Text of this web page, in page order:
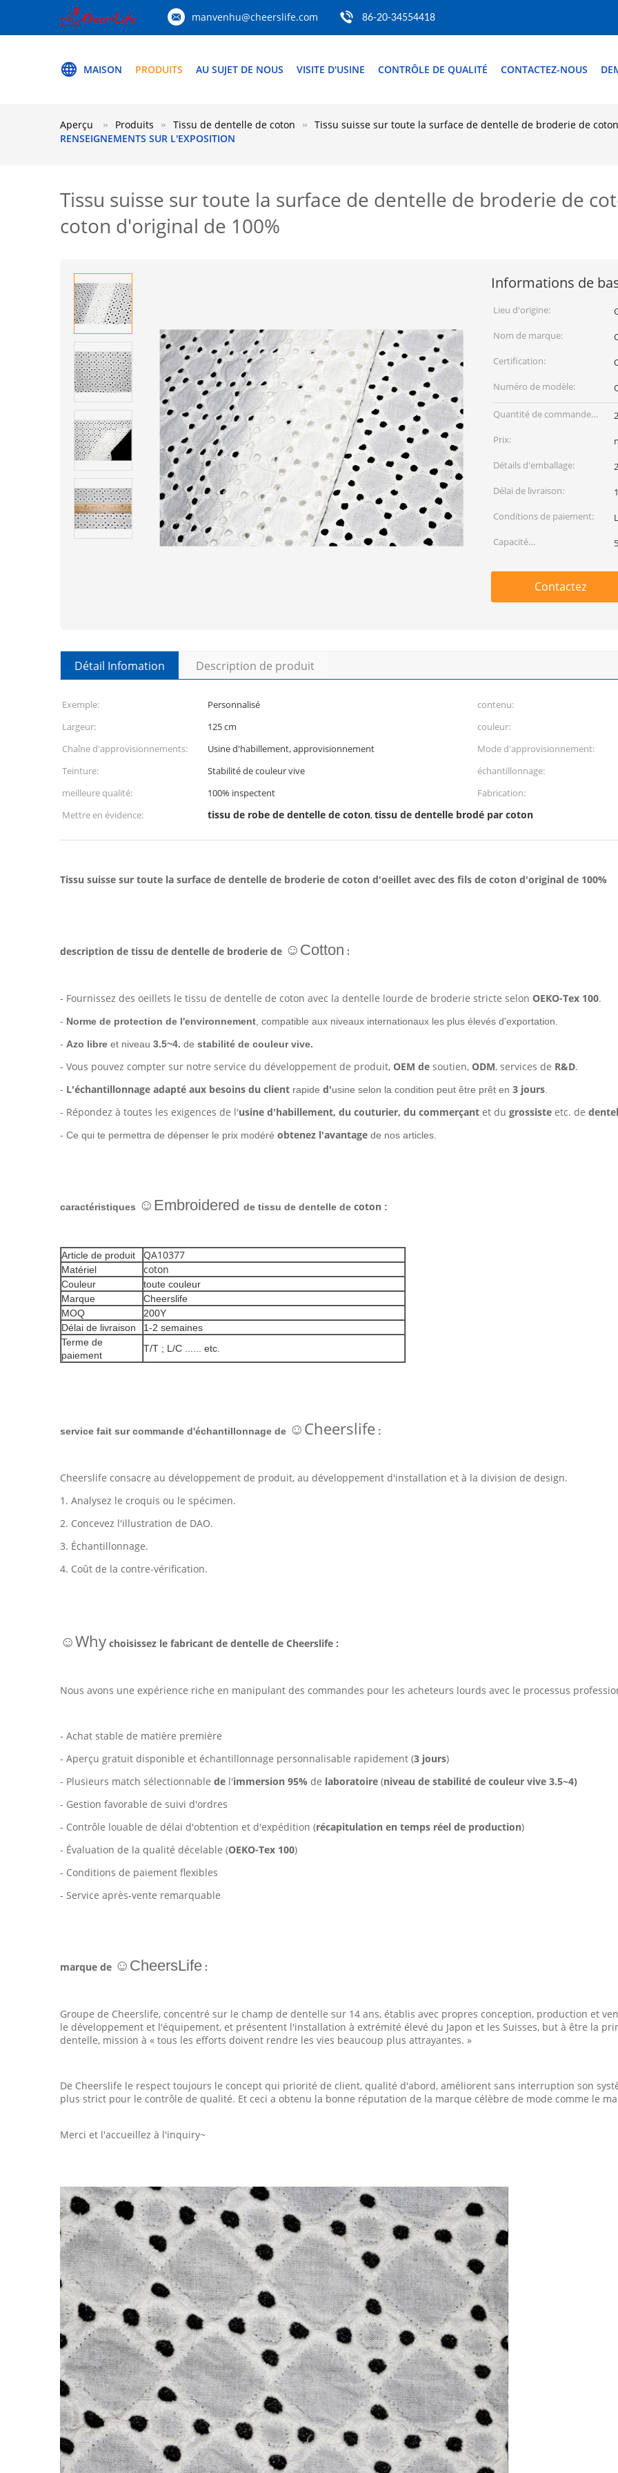
manvenhu@cheerslife.com 86-20-34554418
MAISON PRODUITS AU SUJET DE NOUS VISITE D'USINE CONTRÔLE DE QUALITÉ CONTACTEZ-NOUS
RENSEIGNEMENTS SUR L'EXPOSITION
Aperçu Produits Tissu de dentelle de coton Tissu suisse sur toute la surface de dentelle de broderie de
Tissu suisse sur toute la surface de dentelle de broderie de
coton d'original de 100%
Informations de
Lieu d'origine:
Nom de marque:
Certification:
Numéro de modèle:
Quantité de commande
min:
Prix:
Détails d'emballage:
Délai de livraison:
Conditions de paiement:
Capacité
Contactez
Détail Infomation Description de produit
Exemple: Personnalisé
contenu:
Largeur:
125 cm
couleur:
Chaîne d'approvisionnements:
Usine d'habillement, approvisionnement
Mode d'approvisionnement:
Teinture:
Stabilité de couleur vive
échantillonnage:
meilleure qualité:
100% inspectent
Fabrication:
Mettre en évidence:
tissu de robe de dentelle de coton,tissu de dentelle brodé par coton
Tissu suisse sur toute la surface de dentelle de broderie de coton d'oeillet avec des fils de coton d'original de 100%
description de tissu de dentelle de broderie de ☺Cotton :
- Fournissez des oeillets le tissu de dentelle de coton avec la dentelle lourde de broderie stricte selon OEKO-Tex 100.
- Norme de protection de l'environnement , compatible aux niveaux internationaux les plus élevés d'exportation.
- Azo libre et niveau 3.5~4. de stabilité de couleur vive.
- Vous pouvez compter sur notre service du développement de produit, OEM de soutien, ODM, services de R&D.
- L'échantillonnage adapté aux besoins du client rapide d'usine selon la condition peut être prêt en 3 jours
- Répondez à toutes les exigences de l'usine d'habillement, du couturier, du commerçant et du grossiste etc. de
- Ce qui te permettra de dépenser le prix modéré obtenez l'avantage de nos articles.
caractéristiques ☺Embroidered de tissu de dentelle de coton :
Article de produit QA10377
Matériel coton
Couleur
toute couleur
Marque
Cheerslife
MOQ
200Y
Délai de livraison
1-2 semaines
Terme de
paiement
T/T ; L/C ...... etc.
service fait sur commande d'échantillonnage de ☺Cheerslife :
Cheerslife consacre au développement de produit, au développement d'installation et à la division de design.
1. Analysez le croquis ou le spécimen.
2. Concevez l'illustration de DAO.
3. Échantillonnage.
4. Coût de la contre-vérification.
☺Why choisissez le fabricant de dentelle de Cheerslife :
Nous avons une expérience riche en manipulant des commandes pour les acheteurs lourds avec le processus
- Achat stable de matière première
- Aperçu gratuit disponible et échantillonnage personnalisable rapidement (3 jours)
- Plusieurs match sélectionnable de l'immersion 95% de laboratoire (niveau de stabilité de couleur vive 3.5~4)
- Gestion favorable de suivi d'ordres
- Contrôle louable de délai d'obtention et d'expédition (récapitulation en temps réel de production)
- Évaluation de la qualité décelable (OEKO-Tex 100)
- Conditions de paiement flexibles
- Service après-vente remarquable
marque de ☺CheersLife :
Groupe de Cheerslife, concentré sur le champ de dentelle sur 14 ans, établis avec propres conception, production et
le développement et l'équipement, et présentent l'installation à extrémité élevé du Japon et les Suisses, but à être la
dentelle, mission à « tous les efforts doivent rendre les vies beaucoup plus attrayantes. »
De Cheerslife le respect toujours le concept qui priorité de client, qualité d'abord, améliorent sans interruption son
plus strict pour le contrôle de qualité. Et ceci a obtenu la bonne réputation de la marque célèbre de mode comme le
Merci et l'accueillez à l'inquiry~